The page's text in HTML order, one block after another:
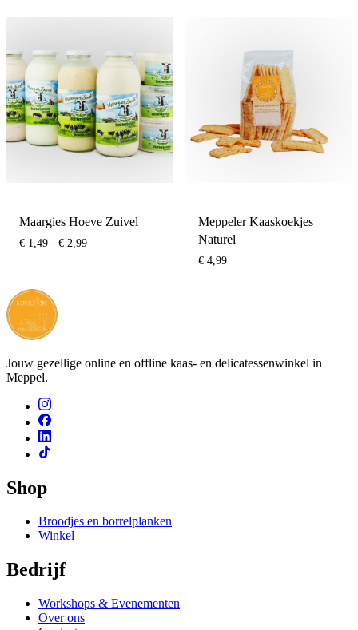
Maargies Hoeve Zuivel
€ 1,49 - € 2,99Prijsklasse:
Meppeler Kaaskoekjes
Naturel
€ 4,99
Jouw gezellige online en offline kaas- en delicatessenwinkel in
Meppel.
Shop
Broodjes en borrelplanken
Winkel
Bedrijf
Workshops & Evenementen
Over ons